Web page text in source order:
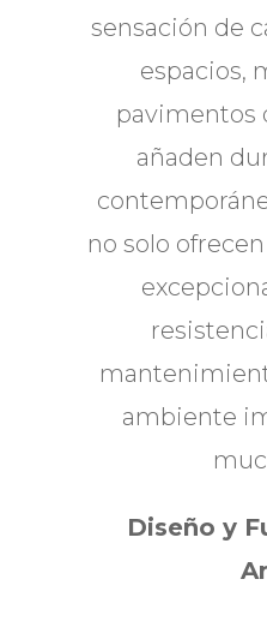
sensación de
espacios,
pavimentos
añaden
no solo
ambiente
Diseño y